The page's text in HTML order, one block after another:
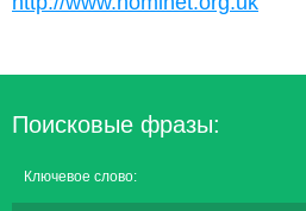
Поисковые фразы:
Ключевое слово: